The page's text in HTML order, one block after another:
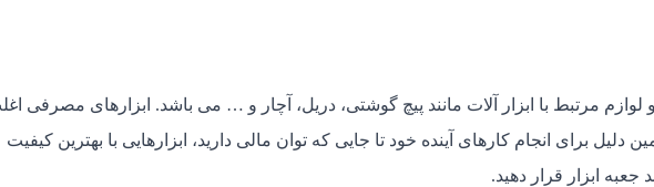
لوازم مرتبط با ابزار آلات مانند پیچ گوشتی، دریل، آچار و … می باشد. ابزارهای مصرفی
برای انجام کارهای آینده خود تا جایی که توان مالی دارید، ابزارهایی با بهترین کیفیت
ابزار قرار دهید.